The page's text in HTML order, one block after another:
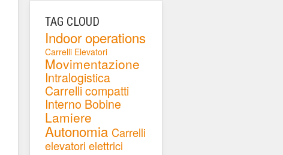
TAG CLOUD
Indoor operations
Carrelli Elevatori
Movimentazione
Intralogistica
Carrelli compatti
Interno Bobine
Lamiere
Autonomia Carrelli
elevatori elettrici